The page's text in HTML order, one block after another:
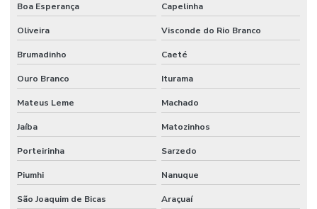
Boa Esperança Capelinha
Oliveira Visconde do Rio Branco
Brumadinho Caeté
Ouro Branco Iturama
Mateus Leme Machado
Jaíba Matozinhos
Porteirinha Sarzedo
Piumhi Nanuque
São Joaquim de Bicas Araçuaí